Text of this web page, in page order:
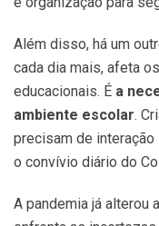
Além disso, há um
cada dia mais, afeta
educacionais. É a
ambiente escolar.
precisam de
o convívio diário do
A pandemia já alterou